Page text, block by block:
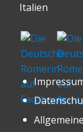
Italien